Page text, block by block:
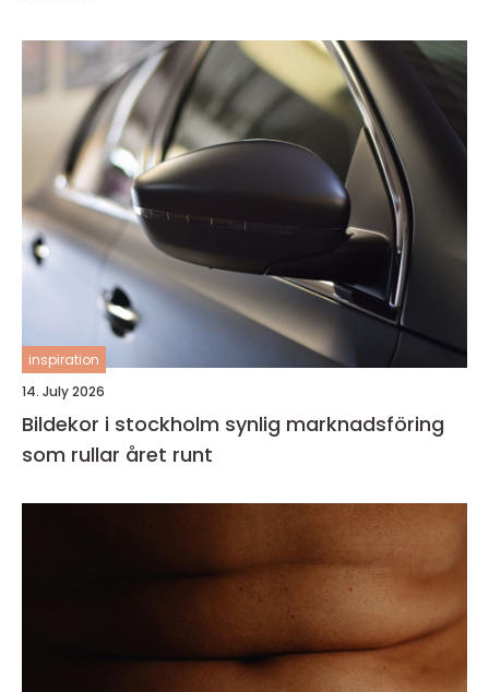
inspiration
14. July 2026
Bildekor i stockholm synlig marknadsföring
som rullar året runt